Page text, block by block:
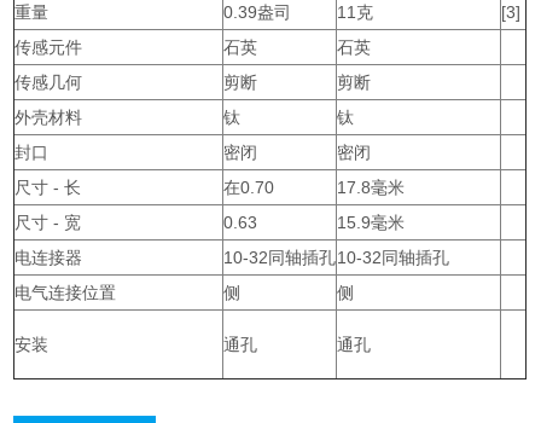
重量
0.39盎司 11克
[3]
传感元件
石英
石英
传感几何
剪断
剪断
外壳材料
钛
钛
封口
密闭
密闭
尺寸 - 长
在0.70
17.8毫米
尺寸 - 宽
0.63
15.9毫米
电连接器
10-32同轴插孔10-32同轴插孔
电气连接位置
侧 侧
安装 通孔 通孔